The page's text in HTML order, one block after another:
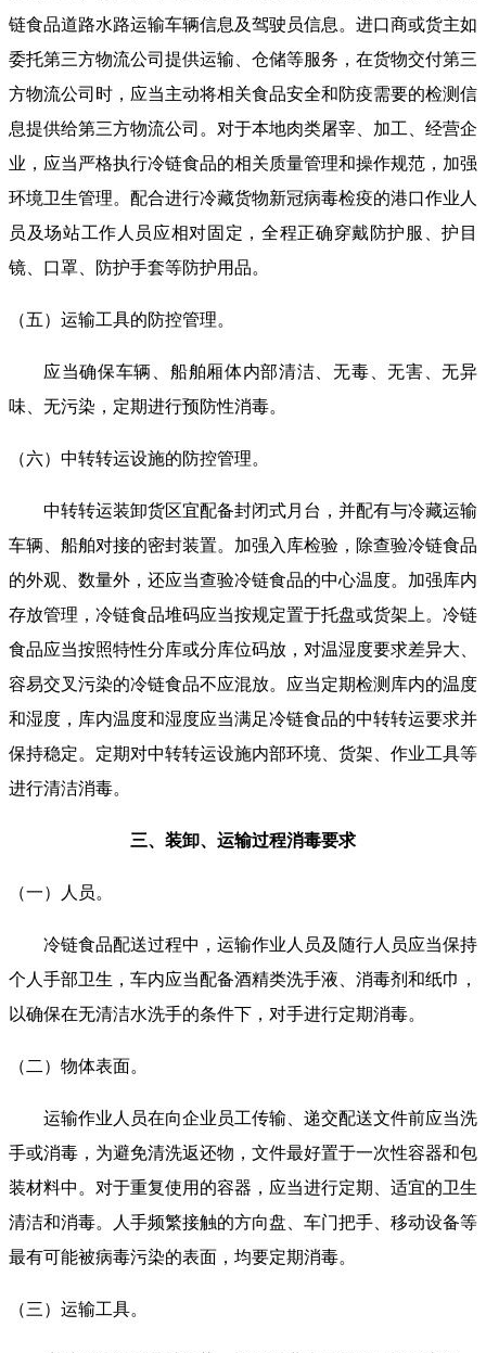
链食品道路水路运输车辆信息及驾驶员信息。进口商或货主如
委托第三方物流公司提供运输、仓储等服务，在货物交付第三
方物流公司时，应当主动将相关食品安全和防疫需要的检测信
息提供给第三方物流公司。对于本地肉类屠宰、加工、经营企
业，应当严格执行冷链食品的相关质量管理和操作规范，加强
环境卫生管理。配合进行冷藏货物新冠病毒检疫的港口作业人
员及场站工作人员应相对固定，全程正确穿戴防护服、护目
镜、口罩、防护手套等防护用品。
（五）运输工具的防控管理。
应当确保车辆、船舶厢体内部清洁、无毒、无害、无异
味、无污染，定期进行预防性消毒。
（六）中转转运设施的防控管理。
中转转运装卸货区宜配备封闭式月台，并配有与冷藏运输
车辆、船舶对接的密封装置。加强入库检验，除查验冷链食品
的外观、数量外，还应当查验冷链食品的中心温度。加强库内
存放管理，冷链食品堆码应当按规定置于托盘或货架上。冷链
食品应当按照特性分库或分库位码放，对温湿度要求差异大、
容易交叉污染的冷链食品不应混放。应当定期检测库内的温度
和湿度，库内温度和湿度应当满足冷链食品的中转转运要求并
保持稳定。定期对中转转运设施内部环境、货架、作业工具等
进行清洁消毒。
三、装卸、运输过程消毒要求
（一）人员。
冷链食品配送过程中，运输作业人员及随行人员应当保持
个人手部卫生，车内应当配备酒精类洗手液、消毒剂和纸巾，
以确保在无清洁水洗手的条件下，对手进行定期消毒。
（二）物体表面。
运输作业人员在向企业员工传输、递交配送文件前应当洗
手或消毒，为避免清洗返还物，文件最好置于一次性容器和包
装材料中。对于重复使用的容器，应当进行定期、适宜的卫生
清洁和消毒。人手频繁接触的方向盘、车门把手、移动设备等
最有可能被病毒污染的表面，均要定期消毒。
（三）运输工具。